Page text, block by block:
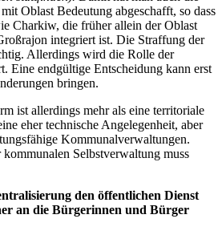
Oblast Bedeutung abgeschafft, so dass
Charkiw, die früher allein der Oblast
integriert ist. Die Straffung der
Allerdings wird die Rolle der
Eine endgültige Entscheidung kann erst
bringen.
ist allerdings mehr als eine territoriale
eher technische Angelegenheit, aber
Kommunalverwaltungen.
Selbstverwaltung muss
den öffentlichen Dienst
an die Bürgerinnen und Bürger